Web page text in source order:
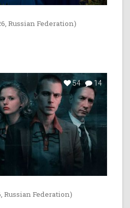
Russian Federation)
54 14
Russian Federation)